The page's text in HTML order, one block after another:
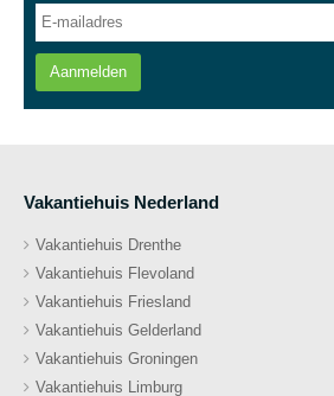
Aanmelden
Vakantiehuis Nederland
Vakantiehuis Drenthe
Vakantiehuis Flevoland
Vakantiehuis Friesland
Vakantiehuis Gelderland
Vakantiehuis Groningen
Vakantiehuis Limburg